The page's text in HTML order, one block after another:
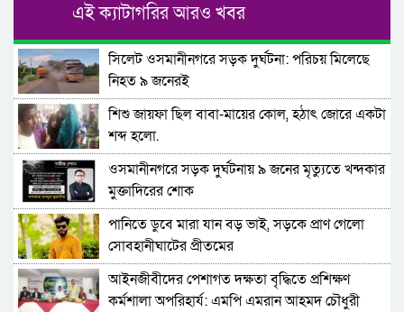
এই ক্যাটাগরির আরও খবর
সিলেট ওসমানীনগরে সড়ক দুর্ঘটনা: পরিচয় মিলেছে
নিহত ৯ জনেরই
শিশু জায়ফা ছিল বাবা-মায়ের কোল, হঠাৎ জোরে একটা
শব্দ হলো.
ওসমানীনগরে সড়ক দুর্ঘটনায় ৯ জনের মৃত্যুতে খন্দকার
মুক্তাদিরের শোক
পানিতে ডুবে মারা যান বড় ভাই, সড়কে প্রাণ গেলো
সোবহানীঘাটের প্রীতমের
আইনজীবীদের পেশাগত দক্ষতা বৃদ্ধিতে প্রশিক্ষণ
কর্মশালা অপরিহার্য: এমপি এমরান আহমদ চৌধুরী